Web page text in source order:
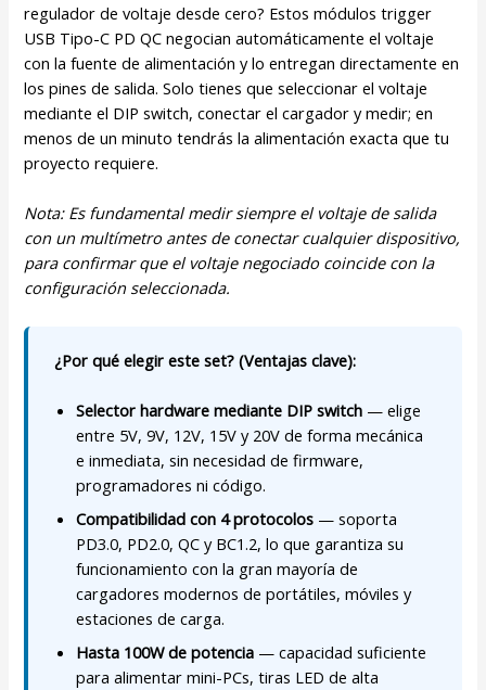
regulador de voltaje desde cero? Estos módulos trigger
USB Tipo-C PD QC negocian automáticamente el voltaje
con la fuente de alimentación y lo entregan directamente en
los pines de salida. Solo tienes que seleccionar el voltaje
mediante el DIP switch, conectar el cargador y medir; en
menos de un minuto tendrás la alimentación exacta que tu
proyecto requiere.
Nota: Es fundamental medir siempre el voltaje de salida
con un multímetro antes de conectar cualquier dispositivo,
para confirmar que el voltaje negociado coincide con la
configuración seleccionada.
¿Por qué elegir este set? (Ventajas clave):
Selector hardware mediante DIP switch — elige
entre 5V, 9V, 12V, 15V y 20V de forma mecánica
e inmediata, sin necesidad de firmware,
programadores ni código.
Compatibilidad con 4 protocolos — soporta
PD3.0, PD2.0, QC y BC1.2, lo que garantiza su
funcionamiento con la gran mayoría de
cargadores modernos de portátiles, móviles y
estaciones de carga.
Hasta 100W de potencia — capacidad suficiente
para alimentar mini-PCs, tiras LED de alta